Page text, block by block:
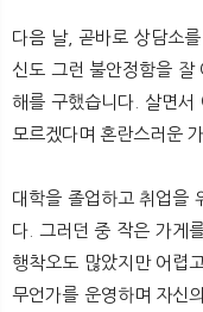
뉴
다음 날, 곧바로 상담소
신도 그런 불안정함을 잘
해를 구했습니다. 살면
모르겠다며 혼란스러운
대학을 졸업하고 취업을
다. 그러던 중 작은 가게
행착오도 많았지만 어렵
무언가를 운영하며 자신